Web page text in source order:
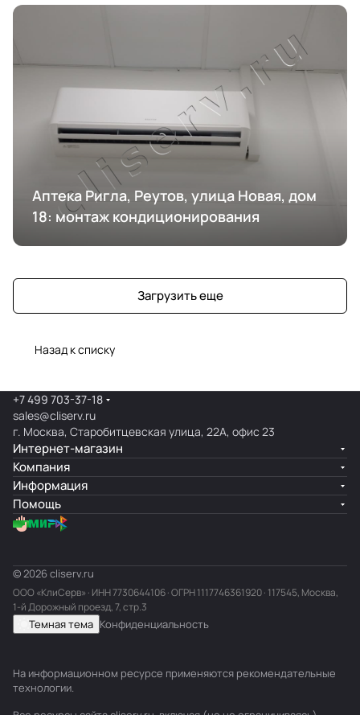
Аптека Ригла, Реутов, улица Новая, дом
18: монтаж кондиционирования
Загрузить еще
Назад к списку
+7 499 703-37-18
sales@cliserv.ru
г. Москва, Старобитцевская улица, 22А, офис 23
Интернет-магазин
Компания
Информация
Помощь
© 2026 cliserv.ru
ООО «КлиСерв» · ИНН7730644106· ОГРН 1117746361920 · 117545, Москва,
1-й Дорожный проезд, 7, стр.3
Темная тема Конфиденциальность
На информационном ресурсе применяются рекомендательные
технологии.